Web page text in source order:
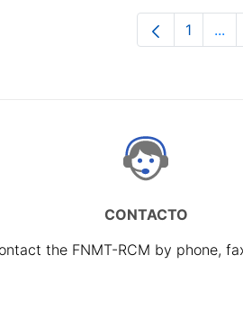
Page
1 ...
CONTACTO
the FNMT-RCM by phone,